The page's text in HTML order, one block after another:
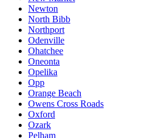
Newton
North Bibb
Northport
Odenville
Ohatchee
Oneonta
Opelika
Opp
Orange Beach
Owens Cross Roads
Oxford
Ozark
Pelham